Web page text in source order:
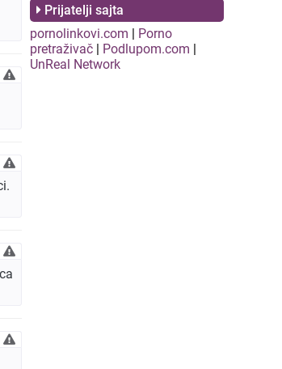
Prijatelji sajta
pornolinkovi.com | Porno
pretraživač | Podlupom.com |
UnReal Network